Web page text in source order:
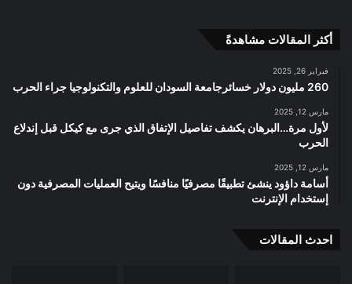
أكثر المقالات مشاهدةً
فبراير 26, 2025
260 مليون دولار خسائرجامعة السودان للعلوم والتكنولوجيا جراء الحرب
مارس 12, 2025
لأول مرة…البرهان يكشف تفاصيل الإتفاق الذي جرى مع كيكل قبل إندلاع
الحرب
مارس 12, 2025
أسامة داؤود ينشئ تطبيقًا مصرفيًا منافسًا ويتيح العمليات المصرفية دون
إستخدام الإنترنت
احدث المقالات